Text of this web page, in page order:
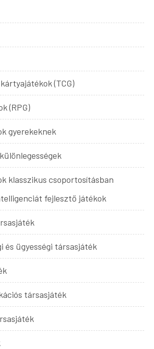
(TCG)
(RPG)
gyerekeknek
klasszikus csoportosításban
fejlesztő játékok
és ügyességi társasjáték
társasjáték